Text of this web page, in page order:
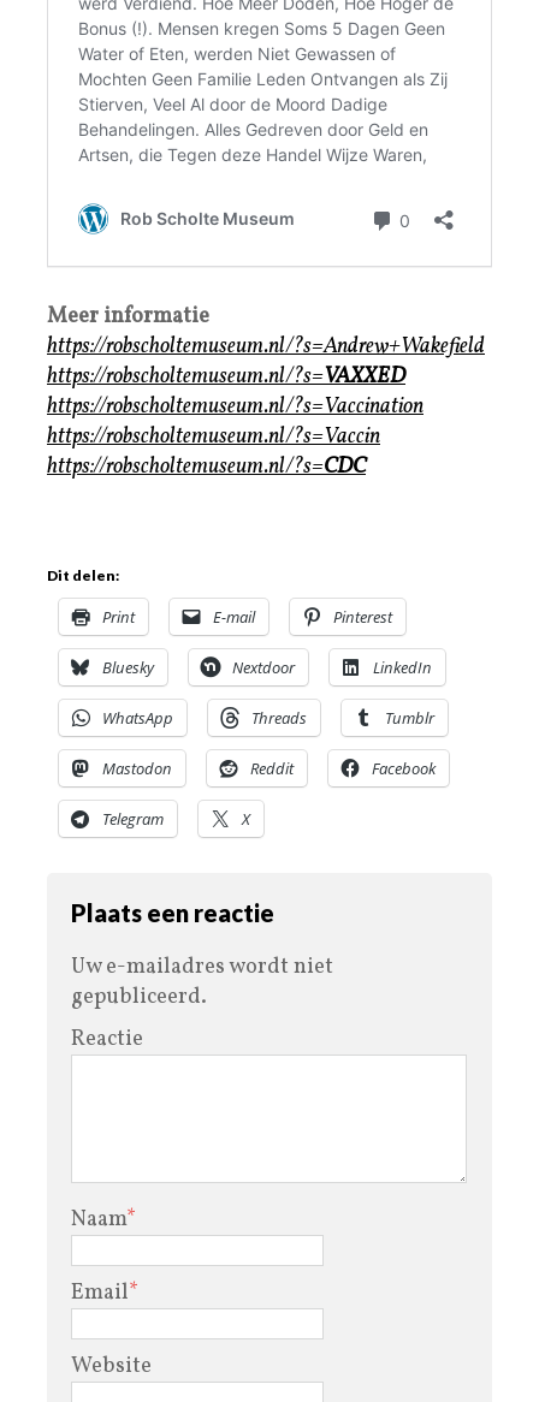
Meer informatie
https://robscholtemuseum.nl/?s=Andrew+Wakefield
https://robscholtemuseum.nl/?s=VAXXED
https://robscholtemuseum.nl/?s=Vaccination
https://robscholtemuseum.nl/?s=Vaccin
https://robscholtemuseum.nl/?s=CDC
Dit delen:
Print E-mail Pinterest
Bluesky Nextdoor LinkedIn
WhatsApp Threads Tumblr
Mastodon Reddit Facebook
Telegram X
Plaats een reactie
Uw e-mailadres wordt niet
gepubliceerd.
Reactie
Naam*
Email*
Website